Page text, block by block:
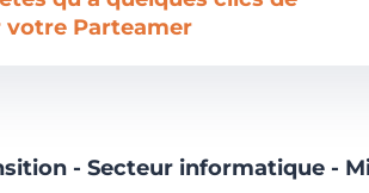
Parteamer
- Secteur informatique -